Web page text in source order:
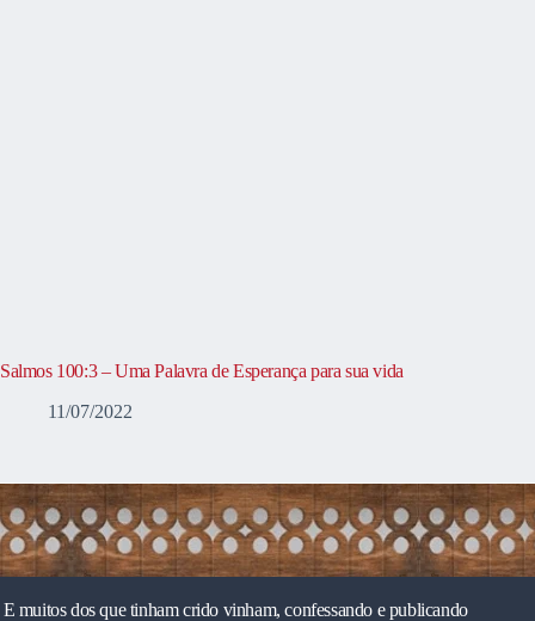
Salmos 100:3 – Uma Palavra de Esperança para sua vida
11/07/2022
E muitos dos que tinham crido vinham, confessando e publicando